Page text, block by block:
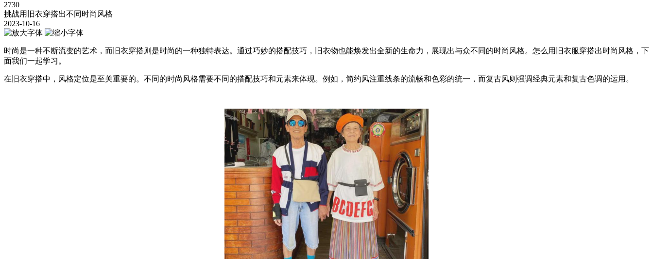
2730
挑战用旧衣穿搭出不同时尚风格
2023-10-16
时尚是一种不断流变的艺术，而旧衣穿搭则是时尚的一种独特表达。通过巧妙的搭配技巧，旧衣物也能焕发出全新的生命力，展现出与众不同的时尚风格。怎么用旧衣服穿搭出时尚风格，下
面我们一起学习。
在旧衣穿搭中，风格定位是至关重要的。不同的时尚风格需要不同的搭配技巧和元素来体现。例如，简约风注重线条的流畅和色彩的统一，而复古风则强调经典元素和复古色调的运用。